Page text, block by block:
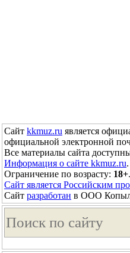
Сайт kkmuz.ru является
официальной электронной
Все материалы сайта
Информация о сайте kkmuz.ru.
Ограничение по возрасту: 18+
Сайт является Российским
Сайт разработан в ООО